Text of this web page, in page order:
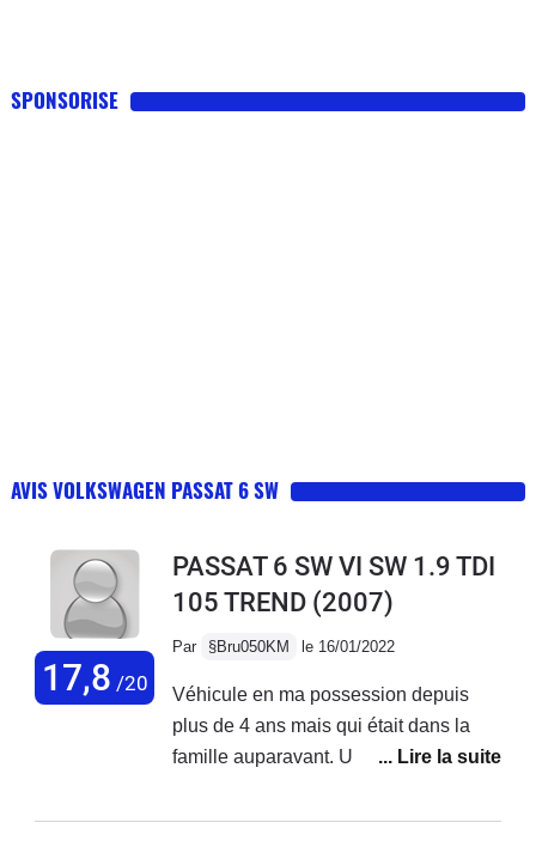
SPONSORISE
AVIS VOLKSWAGEN PASSAT 6 SW
17,8 /20
PASSAT 6 SW VI SW 1.9 TDI
105 TREND (2007)
Par §Bru050KM le 16/01/2022
Véhicule en ma possession depuis
plus de 4 ans mais qui était dans la
famille auparavant. Une grande
temps et en heure, la Passat est